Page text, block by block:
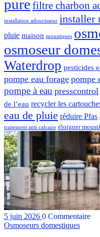
pure filtre charbon
installation adoucisseur installer
pluie maison moustiques
osmoseur
Waterdrop pesticides
pompe eau forage pompe
pompe à eau presscontrol
de l’eau recycler les
eau de pluie réduire Pfas
traitement anti calcaire éloigner
5 juin 2026 0 Commentaire
Osmoseurs domestiques